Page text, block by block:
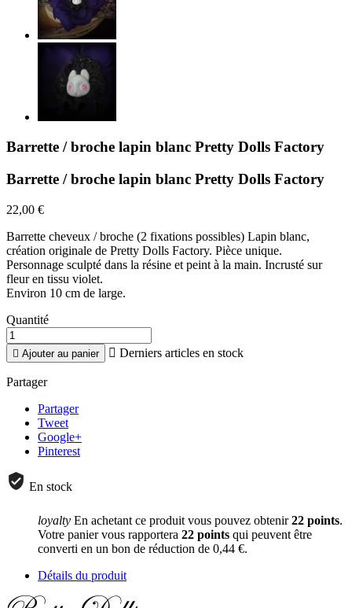
Barrette / broche lapin blanc Pretty Dolls Factory
Barrette / broche lapin blanc Pretty Dolls Factory
22,00 €
Barrette cheveux / broche (2 fixations possibles) Lapin blanc,
création originale de Pretty Dolls Factory. Pièce unique.
Personnage sculpté dans la résine et peint à la main. Incrusté sur
fleur en tissu violet.
Environ 10 cm de large.
Quantité
 Ajouter au panier  Derniers articles en stock
Partager
Partager
Tweet
Google+
Pinterest
En stock
loyalty En achetant ce produit vous pouvez obtenir22 points.
Votre panier vous rapportera 22 points qui peuvent être
converti en un bon de réduction de 0,44 €.
Détails du produit